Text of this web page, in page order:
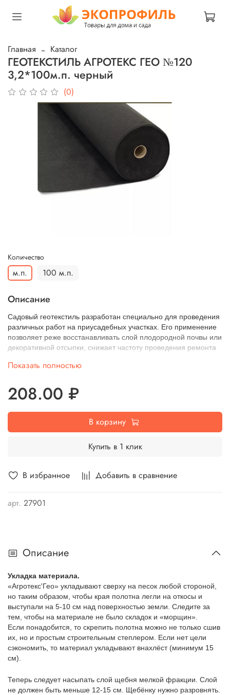
Главная Каталог
ГЕОТЕКСТИЛЬ АГРОТЕКС ГЕО №120
3,2*100м.п. черный
(0)
В избранное Добавить в сравнение
арт. 27901
Количество
м.п. 100 м.п.
Описание
Садовый геотекстиль разработан специально для проведения
различных работ на приусадебных участках. Его применение
позволяет реже восстанавливать слой плодородной почвы или
декоративной отсыпки, снижает частоту проведения ремонта
сорняков.
Но мало купить материал и уложить на него плитку. Для того,
чтобы дорожка прослужила дольше, нужно тщательно
следовать инструкции. В технологии укладки нетканого
полотна есть несколько этапов. И они отличаются в
зависимости от того, на что укладывается материал.
Если укладка производится на слой
один слой геотекстиля. А при укладке
минимум два слоя полотна
Показать полностью
208.00 ₽
В корзину
Купить в 1 клик
Описание
Укладка материала.
«Агротекс'Гео» укладывают сверху на песок любой стороной,
но таким образом, чтобы края полотна легли на откосы и
выступали на 5-10 см над поверхностью земли. Следите за
тем, чтобы на материале не было складок и «морщин».
Если понадобится, то скрепить полотна можно не только сшив
их, но и простым строительным степлером. Если нет цели
сэкономить, то материал укладывают внахлёст (минимум 15
см).
Теперь следует насыпать слой щебня мелкой фракции. Слой
не должен быть меньше 12-15 см. Щебёнку нужно разровнять.